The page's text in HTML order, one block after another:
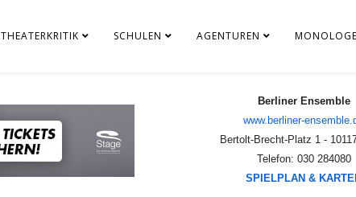
THEATERKRITIK SCHULEN AGENTUREN MONOLOGE
Berliner Ensemble
www.berliner-
Bertolt-Brecht-Platz 1 -
Telefon: 030 284080
SPIELPLAN &